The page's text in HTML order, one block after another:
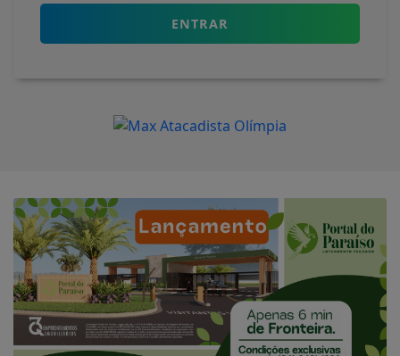
VEJA TAMBÉM
05 DE AGO
OLÍMPIA